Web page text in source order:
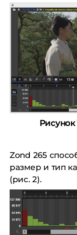
Zond 265
размер и тип
(рис. 2).